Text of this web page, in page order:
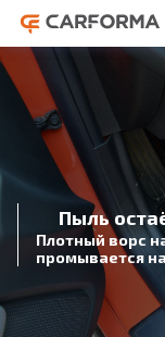
Пыль
Плотный ворс
промывается